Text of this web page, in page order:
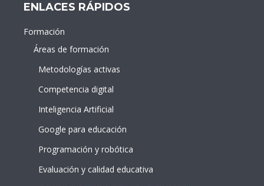
ENLACES RÁPIDOS
Formación
Áreas de formación
Metodologías activas
Competencia digital
Inteligencia Artificial
Google para educación
Programación y robótica
Evaluación y calidad educativa